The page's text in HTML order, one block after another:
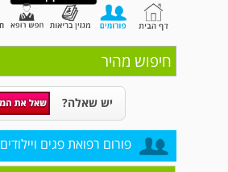
חיפוש מהיר
יש שאלה?
פורום רפואת פגים ויילודים